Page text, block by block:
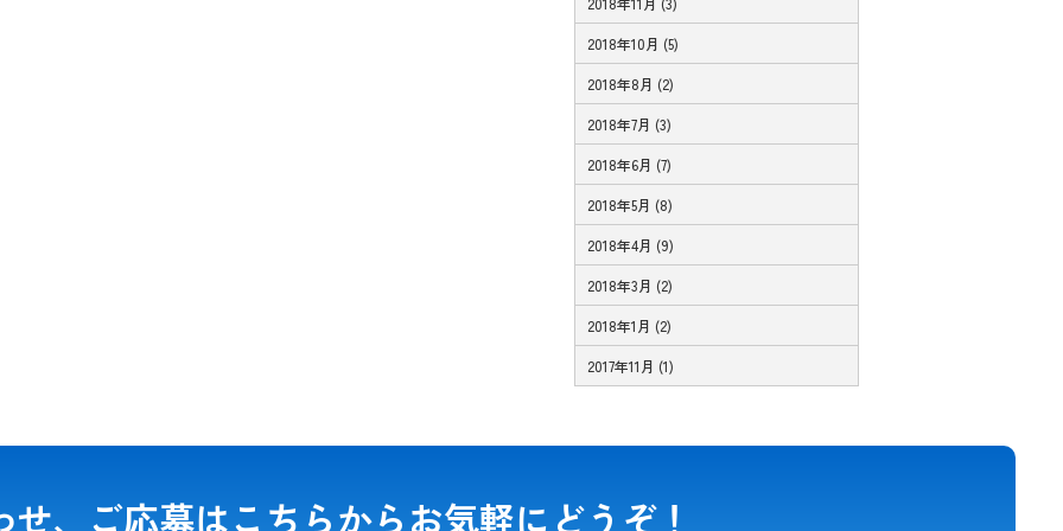
2018年10月 (5)
2018年8月 (2)
2018年7月 (3)
2018年6月 (7)
2018年5月 (8)
2018年4月 (9)
2018年3月 (2)
2018年1月 (2)
2017年11月 (1)
せ、ご応募はこちらからお気軽にどうぞ！